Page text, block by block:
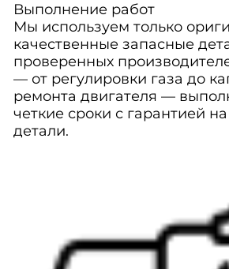
Выполнение работ
Мы используем только
качественные запасные
проверенных
— от регулировки газа до
ремонта двигателя —
четкие сроки с гарантией
детали.